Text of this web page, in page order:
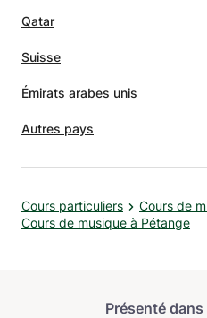
Qatar
Suisse
Émirats arabes unis
Autres pays
Cours particuliers
Cours de
Cours de musique à Pétange
Présenté